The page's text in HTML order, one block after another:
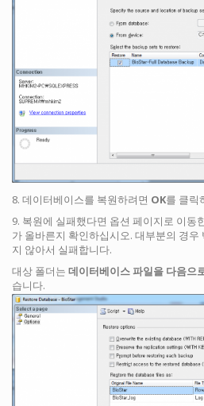
8. 데이터베이스를 복원하려면 OK를 클릭
9. 복원에 실패했다면 옵션 페이지로 이동
가 올바른지 확인하십시오. 대부분의 경우
지 않아서 실패합니다.
대상 폴더는 데이터베이스 파일을 다음으
습니다.